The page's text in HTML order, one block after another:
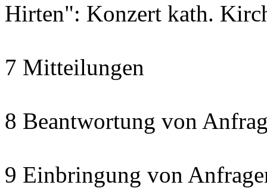
Hirten": Konzert kath.
7 Mitteilungen
8 Beantwortung von
9 Einbringung von